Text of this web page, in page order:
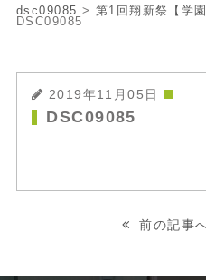
dsc09085 > 第1回翔新祭【学
DSC09085
2019年11月05日
DSC09085
前の記事